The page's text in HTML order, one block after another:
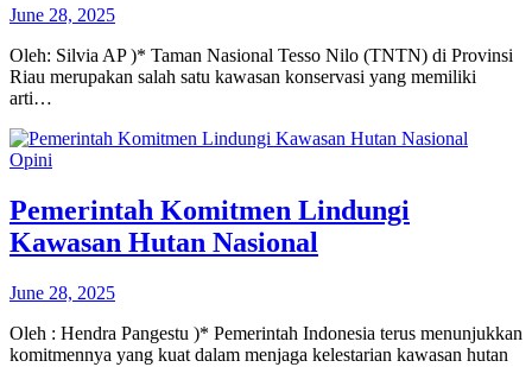
June 28, 2025
Oleh: Silvia AP )* Taman Nasional Tesso Nilo (TNTN) di Provinsi
Riau merupakan salah satu kawasan konservasi yang memiliki
arti…
Opini
Pemerintah Komitmen Lindungi
Kawasan Hutan Nasional
June 28, 2025
Oleh : Hendra Pangestu )* Pemerintah Indonesia terus menunjukkan
komitmennya yang kuat dalam menjaga kelestarian kawasan hutan